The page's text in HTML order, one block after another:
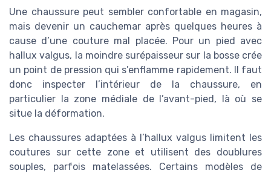
Une chaussure peut sembler confortable en magasin,
mais devenir un cauchemar après quelques heures à
cause d’une couture mal placée. Pour un pied avec
hallux valgus, la moindre surépaisseur sur la bosse crée
un point de pression qui s’enflamme rapidement. Il faut
donc inspecter l’intérieur de la chaussure, en
particulier la zone médiale de l’avant-pied, là où se
situe la déformation.
Les chaussures adaptées à l’hallux valgus limitent les
coutures sur cette zone et utilisent des doublures
souples, parfois matelassées. Certains modèles de